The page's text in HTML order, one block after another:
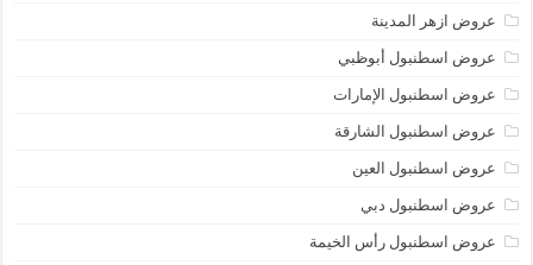
عروض ازهر المدينة
عروض اسطنبول أبوظبي
عروض اسطنبول الإمارات
عروض اسطنبول الشارقة
عروض اسطنبول العين
عروض اسطنبول دبي
عروض اسطنبول رأس الخيمة